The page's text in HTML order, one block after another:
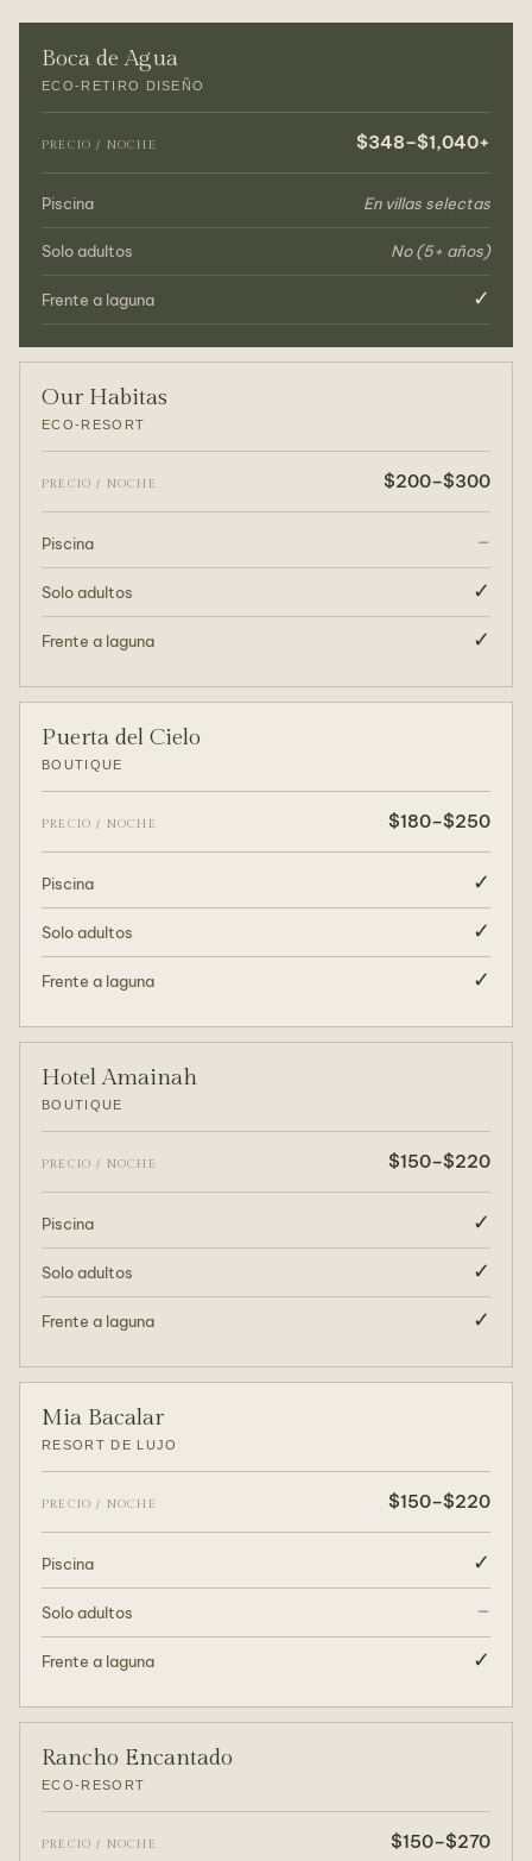
Boca de Agua
ECO-RETIRO DISEÑO
PRECIO / NOCHE $348–$1,040+
Piscina En villas selectas
Solo adultos No (5+ años)
Frente a laguna ✓
Our Habitas
ECO-RESORT
PRECIO / NOCHE $200–$300
Piscina –
Solo adultos ✓
Frente a laguna ✓
Puerta del Cielo
BOUTIQUE
PRECIO / NOCHE $180–$250
Piscina ✓
Solo adultos ✓
Frente a laguna ✓
Hotel Amainah
BOUTIQUE
PRECIO / NOCHE $150–$220
Piscina ✓
Solo adultos ✓
Frente a laguna ✓
Mia Bacalar
RESORT DE LUJO
PRECIO / NOCHE $150–$220
Piscina ✓
Solo adultos –
Frente a laguna ✓
Rancho Encantado
ECO-RESORT
PRECIO / NOCHE $150–$270